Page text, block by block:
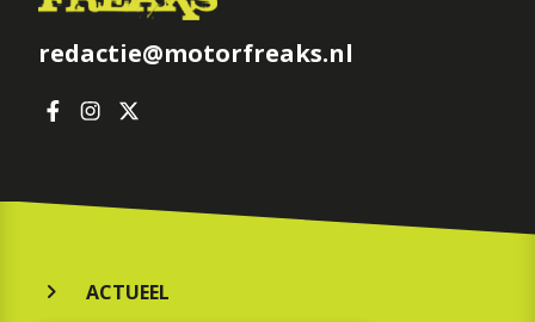
redactie@motorfreaks.nl
ACTUEEL